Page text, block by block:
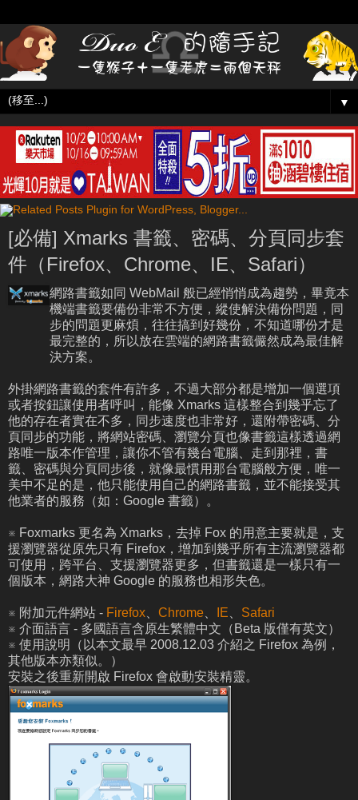
▼
[必備] Xmarks 書籤、密碼、分頁同步套
件（Firefox、Chrome、IE、Safari）
網路書籤如同 WebMail 般已經悄悄成為趨勢，畢竟本
機端書籤要備份非常不方便，縱使解決備份問題，同
步的問題更麻煩，往往搞到好幾份，不知道哪份才是
最完整的，所以放在雲端的網路書籤儼然成為最佳解
決方案。
外掛網路書籤的套件有許多，不過大部分都是增加一個選項
或者按鈕讓使用者呼叫，能像 Xmarks 這樣整合到幾乎忘了
他的存在者實在不多，同步速度也非常好，還附帶密碼、分
頁同步的功能，將網站密碼、瀏覽分頁也像書籤這樣透過網
路唯一版本作管理，讓你不管有幾台電腦、走到那裡，書
籤、密碼與分頁同步後，就像最慣用那台電腦般方便，唯一
美中不足的是，他只能使用自己的網路書籤，並不能接受其
他業者的服務（如：Google 書籤）。
※ Foxmarks 更名為 Xmarks，去掉 Fox 的用意主要就是，支
援瀏覽器從原先只有 Firefox，增加到幾乎所有主流瀏覽器都
可使用，跨平台、支援瀏覽器更多，但書籤還是一樣只有一
個版本，網路大神 Google 的服務也相形失色。
※ 附加元件網站 - Firefox Chrome IE
Safari
※ 介面語言 - 多國語言含原生繁體中文（Beta 版僅有英文）
※ 使用說明（以本文最早 2008.12.03 介紹之 Firefox 為例，
其他版本亦類似。）
安裝之後重新開啟 Firefox 會啟動安裝精靈。